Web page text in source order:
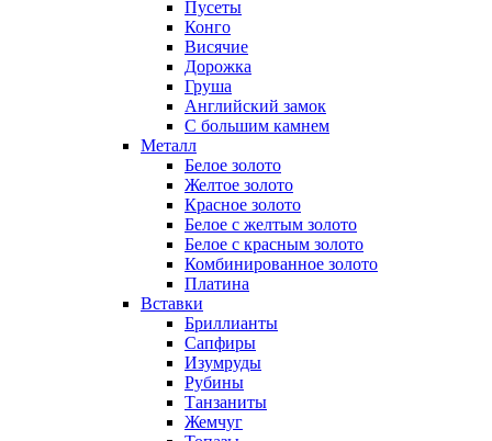
Пусеты
Конго
Висячие
Дорожка
Груша
Английский замок
С большим камнем
Металл
Белое золото
Желтое золото
Красное золото
Белое с желтым золото
Белое с красным золото
Комбинированное золото
Платина
Вставки
Бриллианты
Сапфиры
Изумруды
Рубины
Танзаниты
Жемчуг